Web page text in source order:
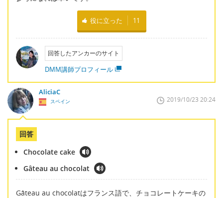
役に立った 11
回答したアンカーのサイト
DMM講師プロフィール
AliciaC
スペイン 2019/10/23 20:24
回答
Chocolate cake
Gâteau au chocolat
Gâteau au chocolatはフランス語で、チョコレートケーキの